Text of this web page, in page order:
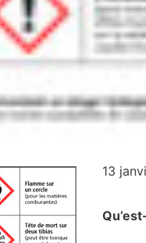
13